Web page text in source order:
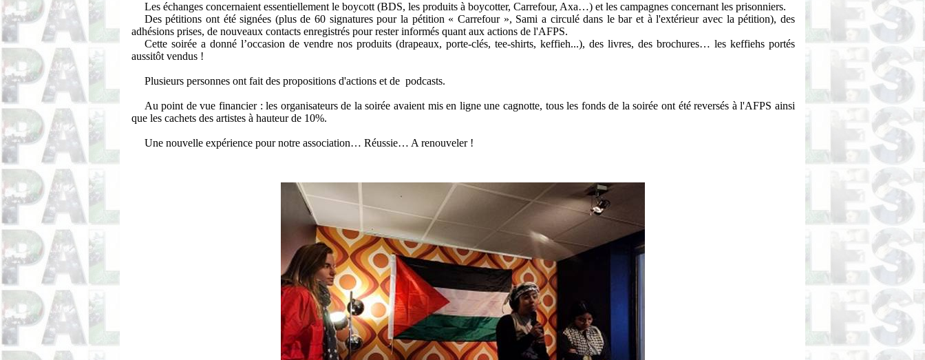
Les échanges concernaient essentiellement le boycott (BDS, les produits à boycotter, Carrefour, Axa…) et les campagnes concernant les prisonniers.
Des pétitions ont été signées (plus de 60 signatures pour la pétition « Carrefour », Sami a circulé dans le bar et à l'extérieur avec la pétition), des
adhésions prises, de nouveaux contacts enregistrés pour rester informés quant aux actions de l'AFPS.
Cette soirée a donné l’occasion de vendre nos produits (drapeaux, porte-clés, tee-shirts, keffieh...), des livres, des brochures… les keffiehs portés
aussitôt vendus !
Plusieurs personnes ont fait des propositions d'actions et de podcasts.
Au point de vue financier : les organisateurs de la soirée avaient mis en ligne une cagnotte, tous les fonds de la soirée ont été reversés à l'AFPS ainsi
que les cachets des artistes à hauteur de 10%.
Une nouvelle expérience pour notre association… Réussie… A renouveler !